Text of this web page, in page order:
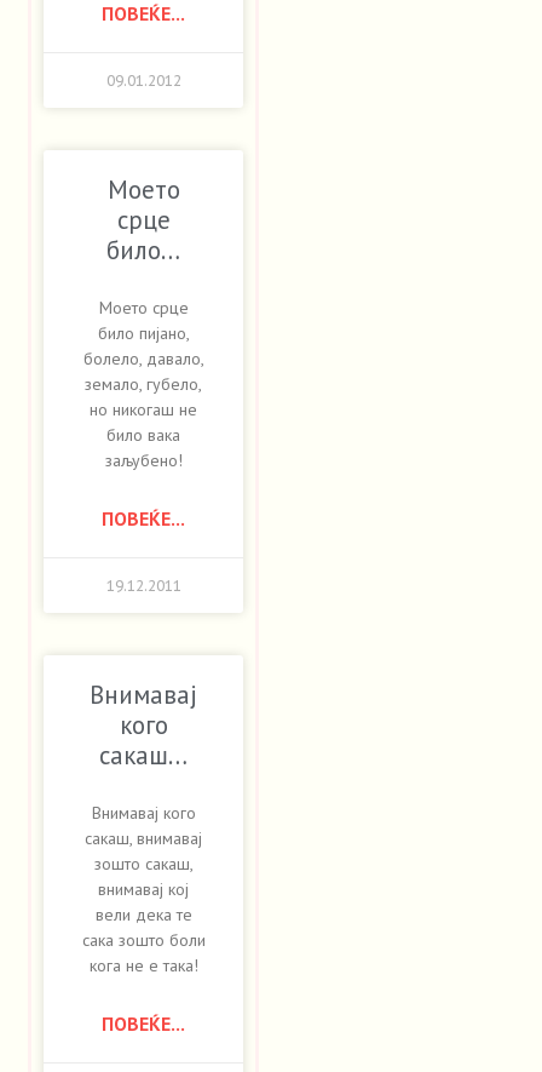
ПОВЕЌЕ...
09.01.2012
Моето
срце
било…
Моето срце
било пијано,
болело, давало,
земало, губело,
но никогаш не
било вака
заљубено!
ПОВЕЌЕ...
19.12.2011
Внимавај
кого
сакаш…
Внимавај кого
сакаш, внимавај
зошто сакаш,
внимавај кој
вели дека те
сака зошто боли
кога не е така!
ПОВЕЌЕ...